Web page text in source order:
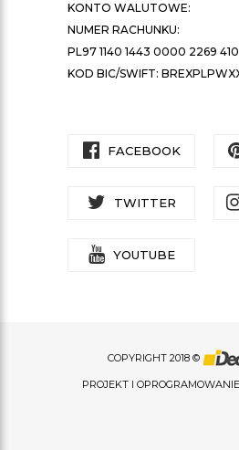
KONTO WALUTOWE:
NUMER RACHUNKU:
PL97 1140 1443 0000 2269
KOD BIC/SWIFT:
FACEBOOK
TWITTER
YOUTUBE
COPYRIGHT 2018 ©
PROJEKT I